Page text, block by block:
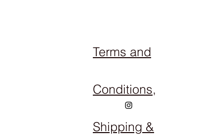
Terms and
Conditions,
Shipping &